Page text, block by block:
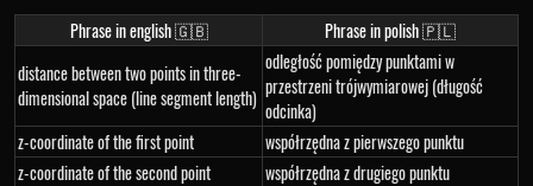
Phrase in english 🇬🇧
Phrase in polish 🇵🇱
distance between two points in three-
dimensional space (line segment length)
odległość pomiędzy punktami w
przestrzeni trójwymiarowej (długość
odcinka)
z-coordinate of the first point
współrzędna z pierwszego punktu
z-coordinate of the second point
współrzędna z drugiego punktu